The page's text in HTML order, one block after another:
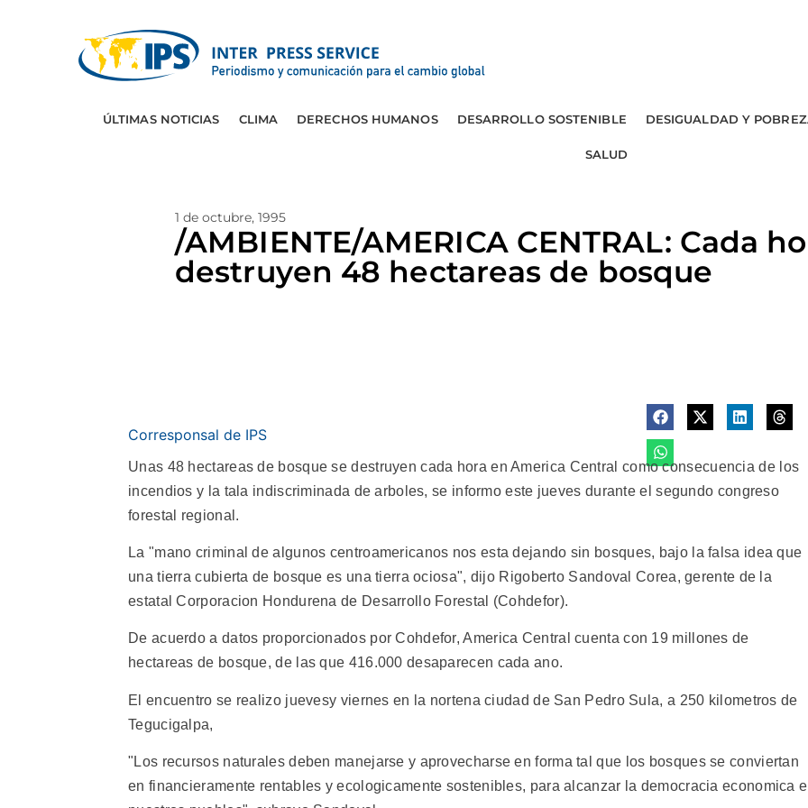
ÚLTIMAS NOTICIAS CLIMA DERECHOS HUMANOS DESARROLLO SOSTENIBLE DESIGUALDAD Y
SALUD
1 de octubre, 1995
/AMBIENTE/AMERICA CENTRAL: Cada
destruyen 48 hectareas de bosque
Corresponsal de IPS
Unas 48 hectareas de bosque se destruyen cada hora en America Central como consecuencia de los
incendios y la tala indiscriminada de arboles, se informo este jueves durante el segundo congreso
forestal regional.
La "mano criminal de algunos centroamericanos nos esta dejando sin bosques, bajo la falsa idea que
una tierra cubierta de bosque es una tierra ociosa", dijo Rigoberto Sandoval Corea, gerente de la
estatal Corporacion Hondurena de Desarrollo Forestal (Cohdefor).
De acuerdo a datos proporcionados por Cohdefor, America Central cuenta con 19 millones de
hectareas de bosque, de las que 416.000 desaparecen cada ano.
El encuentro se realizo juevesy viernes en la nortena ciudad de San Pedro Sula, a 250 kilometros de
Tegucigalpa,
"Los recursos naturales deben manejarse y aprovecharse en forma tal que los bosques se conviertan
en financieramente rentables y ecologicamente sostenibles, para alcanzar la democracia economica